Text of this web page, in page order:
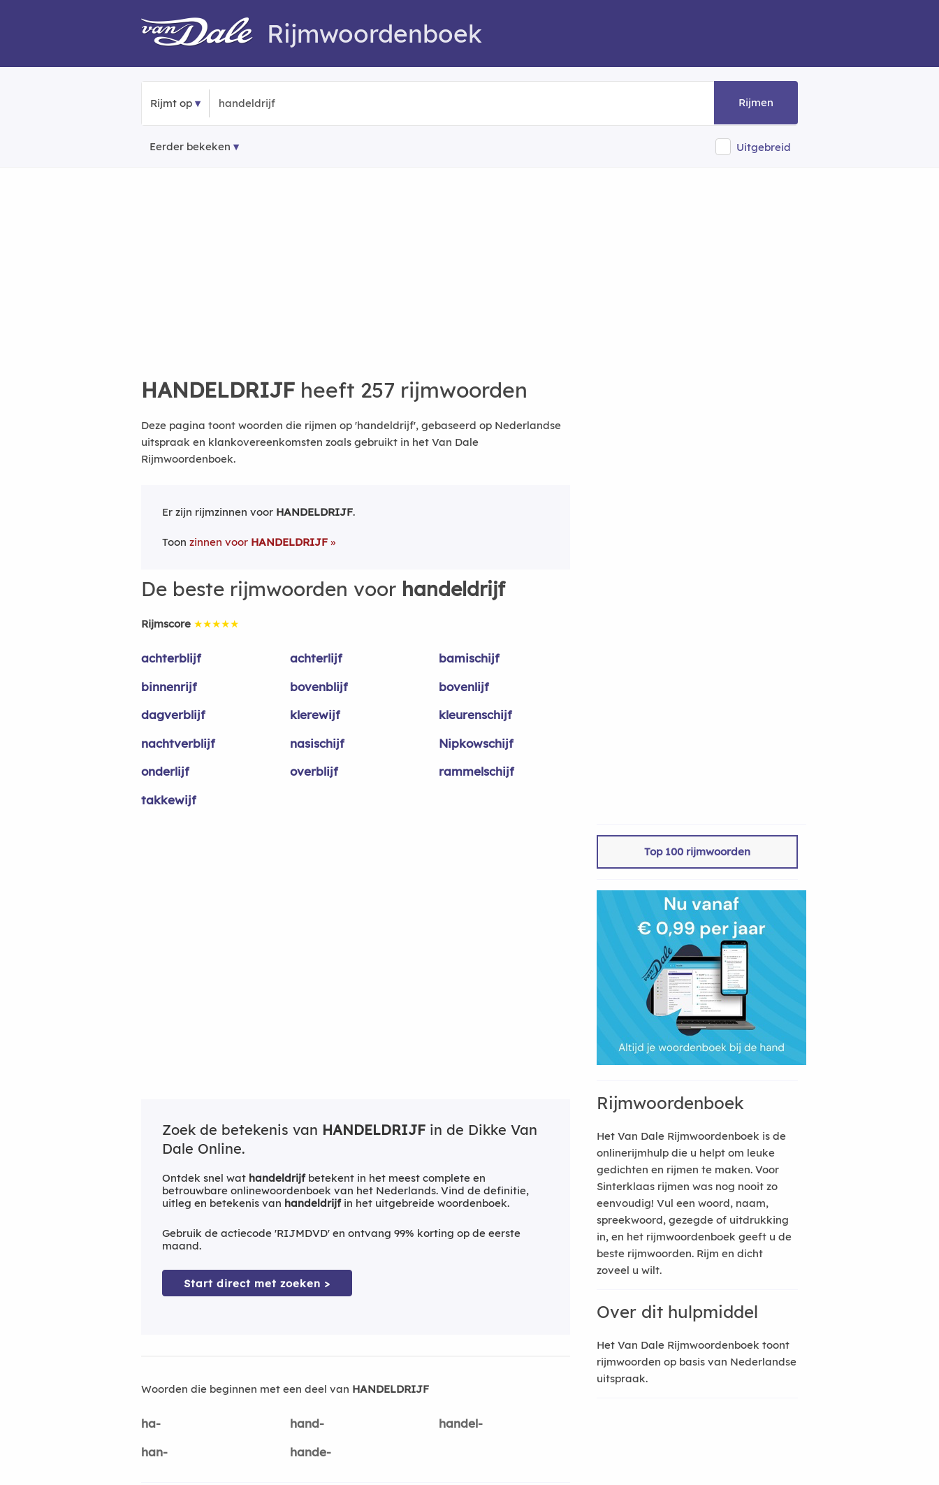
Rijmwoordenboek
Rijmt op Rijmen
Eerder bekeken Uitgebreid
HANDELDRIJF heeft 257 rijmwoorden
Deze pagina toont woorden die rijmen op 'handeldrijf', gebaseerd op Nederlandse
uitspraak en klankovereenkomsten zoals gebruikt in het Van Dale
Rijmwoordenboek.
Er zijn rijmzinnen voor HANDELDRIJF.
Toon zinnen voor HANDELDRIJF
De beste rijmwoorden voor handeldrijf
Rijmscore ★★★★★
achterblijf achterlijf
bamischijf
binnenrijf
bovenblijf
bovenlijf
dagverblijf
klerewijf
kleurenschijf
nachtverblijf
nasischijf
Nipkowschijf
onderlijf
overblijf
rammelschijf
takkewijf
Zoek de betekenis van HANDELDRIJF in de Dikke Van
Dale Online.
Ontdek snel wat handeldrijfbetekent in het meest complete en
betrouwbare onlinewoordenboek van het Nederlands. Vind de definitie,
uitleg en betekenis van handeldrijfin het uitgebreide woordenboek.
Gebruik de actiecode 'RIJMDVD' en ontvang 99% korting op de eerste
maand.
Start direct met zoeken >
Woorden die beginnen met een deel van HANDELDRIJF
ha- hand-
handel-
han-
hande-
Top 100 rijmwoorden
Rijmwoordenboek
Het Van Dale Rijmwoordenboek is de
onlinerijmhulp die u helpt om leuke
gedichten en rijmen te maken. Voor
Sinterklaas rijmen was nog nooit zo
eenvoudig! Vul een woord, naam,
spreekwoord, gezegde of uitdrukking
in, en het rijmwoordenboek geeft u de
beste rijmwoorden. Rijm en dicht
zoveel u wilt.
Over dit hulpmiddel
Het Van Dale Rijmwoordenboek toont
rijmwoorden op basis van Nederlandse
uitspraak.